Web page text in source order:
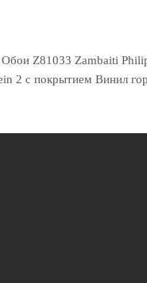
Z81033 Zambaiti
с покрытием Винил